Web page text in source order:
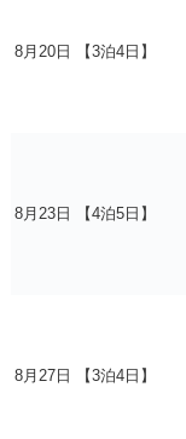
8月20日 【3泊4日】
8月23日 【4泊5日】
8月27日 【3泊4日】